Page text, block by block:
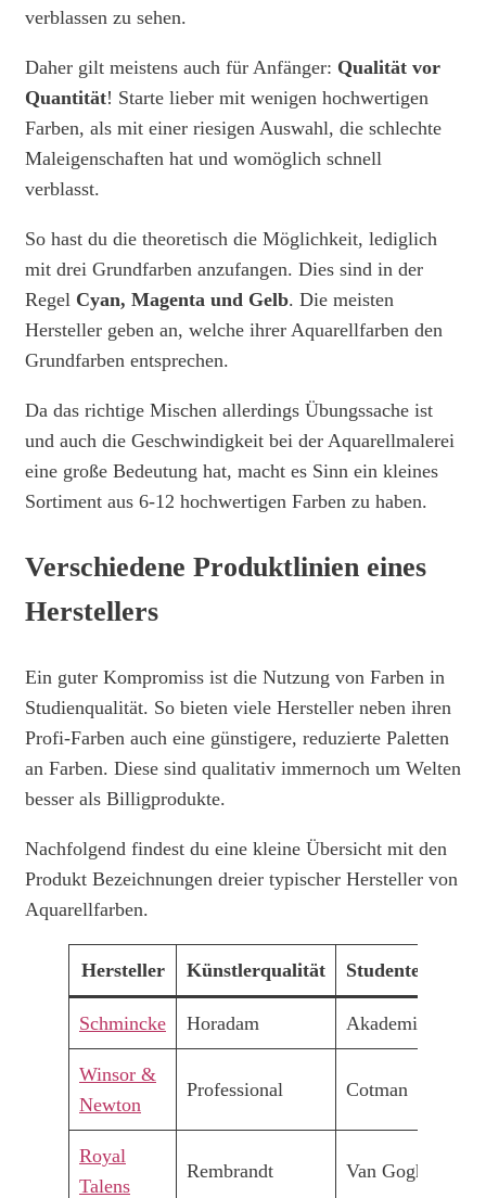
verblassen zu sehen.
Daher gilt meistens auch für Anfänger: Qualität vor
Quantität! Starte lieber mit wenigen hochwertigen
Farben, als mit einer riesigen Auswahl, die schlechte
Maleigenschaften hat und womöglich schnell
verblasst.
So hast du die theoretisch die Möglichkeit, lediglich
mit drei Grundfarben anzufangen. Dies sind in der
Regel Cyan, Magenta und Gelb. Die meisten
Hersteller geben an, welche ihrer Aquarellfarben den
Grundfarben entsprechen.
Da das richtige Mischen allerdings Übungssache ist
und auch die Geschwindigkeit bei der Aquarellmalerei
eine große Bedeutung hat, macht es Sinn ein kleines
Sortiment aus 6-12 hochwertigen Farben zu haben.
Verschiedene Produktlinien eines
Herstellers
Ein guter Kompromiss ist die Nutzung von Farben in
Studienqualität. So bieten viele Hersteller neben ihren
Profi-Farben auch eine günstigere, reduzierte Paletten
an Farben. Diese sind qualitativ immernoch um Welten
besser als Billigprodukte.
Nachfolgend findest du eine kleine Übersicht mit den
Produkt Bezeichnungen dreier typischer Hersteller von
Aquarellfarben.
Hersteller Künstlerqualität
Schmincke Horadam Akademie
Winsor &
Newton
Professional Cotman
Royal
Talens
Rembrandt Van Gogh